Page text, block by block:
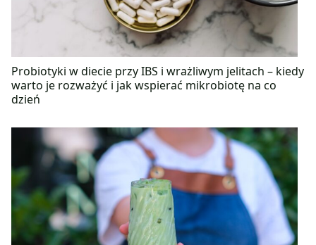
Probiotyki w diecie przy IBS i wrażliwym jelitach – kiedy
warto je rozważyć i jak wspierać mikrobiotę na co
dzień